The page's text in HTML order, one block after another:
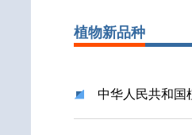
植物新品种
中华人民共和国